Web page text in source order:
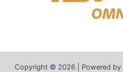
Copyright © 2026 | Powered by